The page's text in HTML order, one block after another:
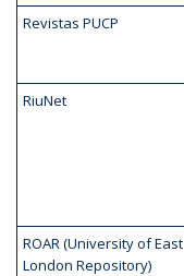
Revistas PUCP
RiuNet
ROAR (University of East
London Repository)